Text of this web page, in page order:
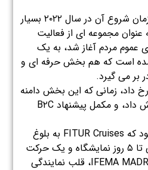
تکامل FITUR Cruises از زمان شروع آن در سال ۲۰۲۲ بسیار
مجموعه ای از فعالیت
عموم مردم آغاز شد، به یک
شده است که هم بخش حرفه ای و
بر می گیرد.
جهش کیفی در سال ۲۰۲۳ رخ داد، زمانی که این بخش دامنه
خود را به حوزه B۲B گسترش داد، و مکمل پیشنهاد B۲C
با این حال، در سال ۲۰۲۴ بود که FITUR Cruises به بلوغ
رسید، با مدت زمان طولانی تا ۵ روز نمایشگاه و یک حرکت
استراتژیک به پاویون ۴ IFEMA MADRID، قلب نمایندگی